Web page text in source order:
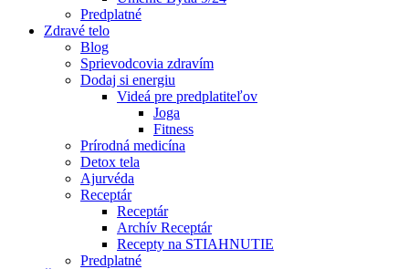
Predplatné
Zdravé telo
Blog
Sprievodcovia zdravím
Dodaj si energiu
Videá pre predplatiteľov
Joga
Fitness
Prírodná medicína
Detox tela
Ajurvéda
Receptár
Receptár
Archív Receptár
Recepty na STIAHNUTIE
Predplatné